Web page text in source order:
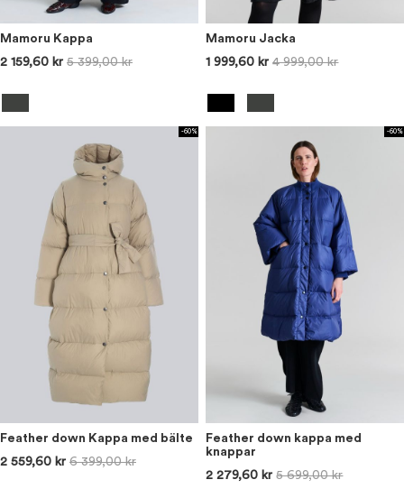
Mamoru Kappa
2 159,60 kr 5 399,00 kr
Mamoru Jacka
1 999,60 kr 4 999,00 kr
-60%
Feather down Kappa med bälte
2 559,60 kr 6 399,00 kr
-60%
Feather down kappa med
knappar
2 279,60 kr 5 699,00 kr